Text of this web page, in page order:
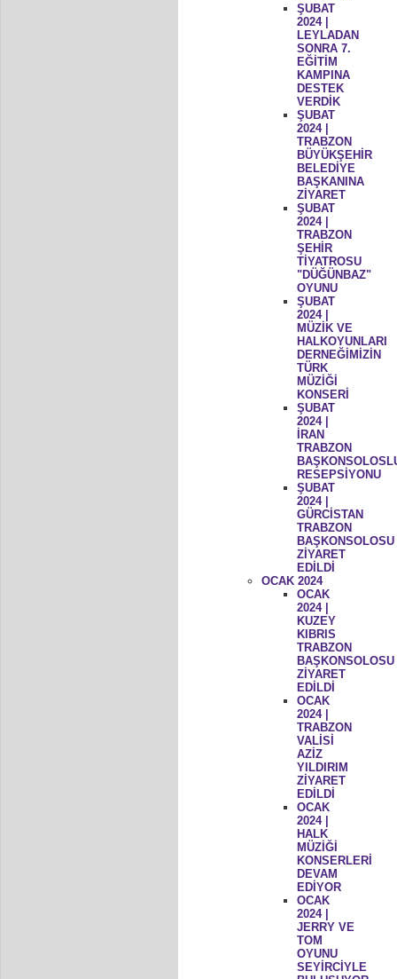
ŞUBAT
2024 |
LEYLADAN
SONRA 7.
EĞİTİM
KAMPINA
DESTEK
VERDİK
ŞUBAT
2024 |
TRABZON
BÜYÜKŞEHİR
BELEDİYE
BAŞKANINA
ZİYARET
ŞUBAT
2024 |
TRABZON
ŞEHİR
TİYATROSU
"DÜĞÜNBAZ"
OYUNU
ŞUBAT
2024 |
MÜZİK VE
HALKOYUNLARI
DERNEĞİMİZİN
TÜRK
MÜZİĞİ
KONSERİ
ŞUBAT
2024 |
İRAN
TRABZON
RESEPSİYONU
ŞUBAT
2024 |
GÜRCİSTAN
TRABZON
BAŞKONSOLOSU
ZİYARET
EDİLDİ
OCAK 2024
OCAK
2024 |
KUZEY
KIBRIS
TRABZON
BAŞKONSOLOSU
ZİYARET
EDİLDİ
OCAK
2024 |
TRABZON
VALİSİ
AZİZ
YILDIRIM
ZİYARET
EDİLDİ
OCAK
2024 |
HALK
MÜZİĞİ
KONSERLERİ
DEVAM
EDİYOR
OCAK
2024 |
JERRY VE
TOM
OYUNU
SEYİRCİYLE